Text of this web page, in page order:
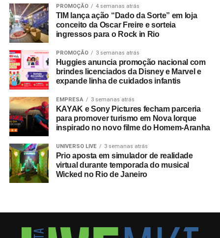
PROMOÇÃO 4 semanas atrás
TIM lança ação “Dado da Sorte” em loja
conceito da Oscar Freire e sorteia
ingressos para o Rock in Rio
PROMOÇÃO 3 semanas atrás
Huggies anuncia promoção nacional com
brindes licenciados da Disney e Marvel e
expande linha de cuidados infantis
EMPRESA 3 semanas atrás
KAYAK e Sony Pictures fecham parceria
para promover turismo em Nova Iorque
inspirado no novo filme do Homem-Aranha
UNIVERSO LIVE 3 semanas atrás
Prio aposta em simulador de realidade
virtual durante temporada do musical
Wicked no Rio de Janeiro